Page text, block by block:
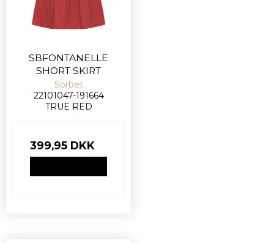
SBFONTANELLE
SHORT SKIRT
Sorbet
22101047-191664
TRUE RED
399,95 DKK